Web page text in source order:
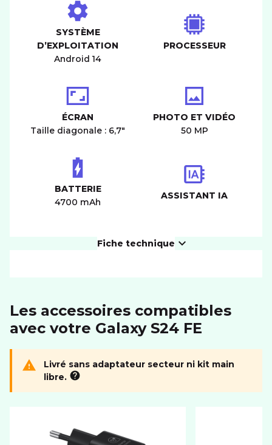
SYSTÈME
D’EXPLOITATION
Android 14
PROCESSEUR
ÉCRAN
Taille diagonale : 6,7"
PHOTO ET VIDÉO
50 MP
BATTERIE
4700 mAh
ASSISTANT IA
Fiche technique
Dimensions (LxIxH)
162.0 x 77.3 x 8.0 mm
Poids
Résolution
CONNECTIVITÉ
Les accessoires compatibles
avec votre Galaxy S24 FE
Livré sans adaptateur secteur ni kit main
libre.